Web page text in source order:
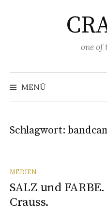
one of
MENÜ
Schlagwort:
MEDIEN
SALZ und
Crauss.